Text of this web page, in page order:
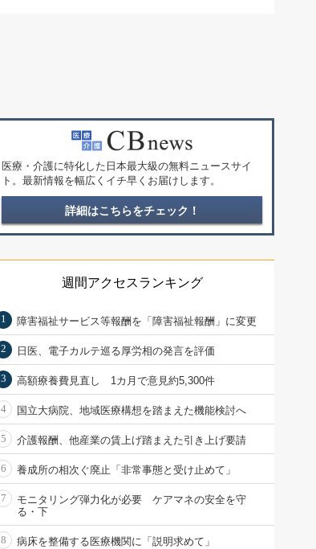
医療・介護に特化した日本最大級の無料ニュースサイ
ト。最新情報を幅広くイチ早くお届けします。
詳細はこちらをチェック！
週間アクセスランキング
1 障害福祉サービス等報酬を「障害福祉報酬」に変更
2 日医、電子カルテ巡る厚労相の発言を評価
3 高額療養費見直し 1カ月で意見約5,300件
4 国立大病院、地域医療構想を踏まえた機能検討へ
5 介護報酬、他産業の賃上げ踏まえた引き上げ要請
6 養成所の相次ぐ廃止「非常事態と受け止めて」
7
モニタリング弾力化が必要 ケアマネの安全を守
る・下
8 病床を整備する医療機関に「説明求めて」